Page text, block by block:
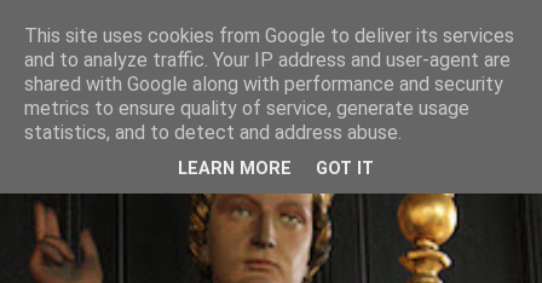
This site uses cookies from Google to deliver its services
and to analyze traffic. Your IP address and user-agent are
shared with Google along with performance and security
metrics to ensure quality of service, generate usage
statistics, and to detect and address abuse.
LEARN MORE GOT IT